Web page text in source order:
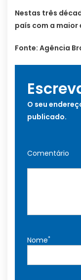
Nestas três
país com a
Fonte: Agência
O seu
publicado.
Comentário
Nome*